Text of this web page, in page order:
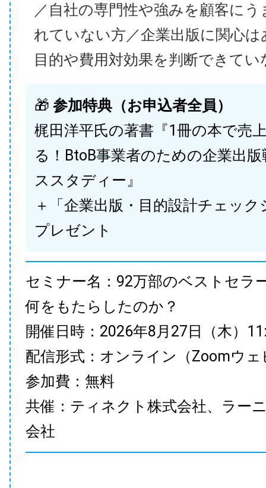
／自社の専門性や強みを顧客に
れていない方／企業出版に関心
目的や費用対効果を判断できてい
🎁 参加特典（お申込者全員）
梶田洋平氏の著書『1冊の本で売
る！BtoB事業者のための企業出
ススタディー』
＋「企業出版・目的設計チェック
プレゼント
セミナー名：92万部のベストセラ
何をもたらしたのか？
開催日時：2026年8月27日（木）
配信形式：オンライン（Zoomウェ
参加費：無料
共催：ティネクト株式会社、ラー
会社